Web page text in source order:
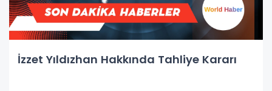
İzzet Yıldızhan Hakkında Tahliye Kararı